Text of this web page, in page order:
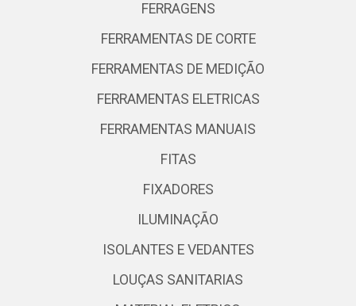
FERRAGENS
FERRAMENTAS DE CORTE
FERRAMENTAS DE MEDIÇÃO
FERRAMENTAS ELETRICAS
FERRAMENTAS MANUAIS
FITAS
FIXADORES
ILUMINAÇÃO
ISOLANTES E VEDANTES
LOUÇAS SANITARIAS